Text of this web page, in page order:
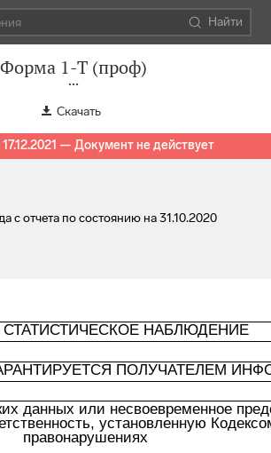
Найти
Форма 1-Т (проф)
Скачать
— Документ не действует
с отчета по состоянию на 31.10.2020
НАБЛЮДЕНИЕ
ПОЛУЧАТЕЛЕМ
данных или несвоевременное
установленную
правонарушениях